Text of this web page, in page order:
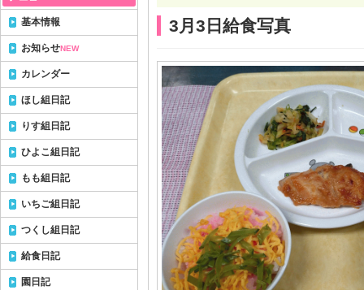
3月3日給食写真
基本情報
お知らせNEW
カレンダー
ほし組日記
りす組日記
ひよこ組日記
もも組日記
いちご組日記
つくし組日記
給食日記
園日記